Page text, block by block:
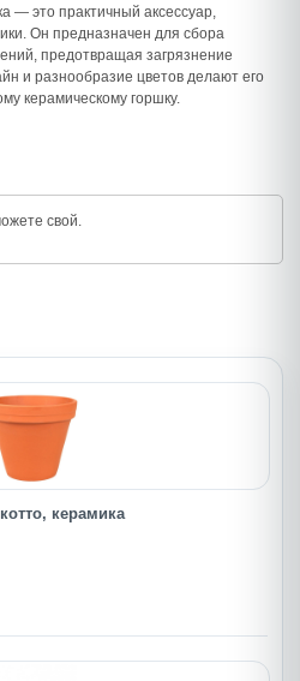
— это практичный аксессуар,
Он предназначен для сбора
предотвращая загрязнение
и разнообразие цветов делают его
керамическому горшку.
свой.
керамика